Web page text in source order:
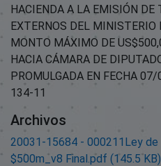
HACIENDA A LA EMISIÓN DE
EXTERNOS DEL MINISTERIO
MONTO MÁXIMO DE
HACIA CÁMARA DE
PROMULGADA EN FECHA
134-11
Archivos
20031-15684 - 000211Ley
$500m_v8 Final.pdf (145.5 KB)